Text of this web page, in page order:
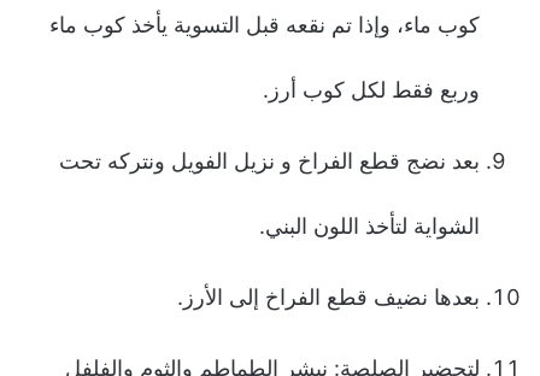
كوب ماء، وإذا تم نقعه قبل التسوية يأخذ كوب ماء
وربع فقط لكل كوب أرز.
بعد نضج قطع الفراخ و نزيل الفويل ونتركه تحت
الشواية لتأخذ اللون البني.
بعدها نضيف قطع الفراخ إلى الأرز.
لتحضير الصلصة: نبشر الطماطم والثوم والفلفل